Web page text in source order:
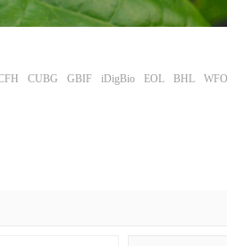
CUBG GBIF iDigBio EOL BHL WFO